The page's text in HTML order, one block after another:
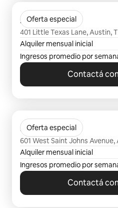
Oferta especial
Avana SoCo
401 Little Texas Lane, Austin,
Alquiler mensual inicial
Ingresos promedio por
Contactá
Oferta especial
St Johns West
601 West Saint Johns Avenue,
Alquiler mensual inicial
Ingresos promedio por
Contactá